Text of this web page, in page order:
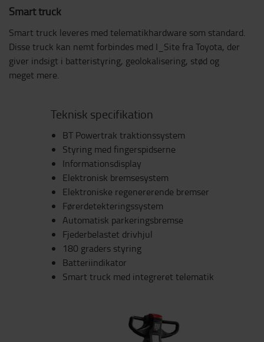
Smart truck
Smart truck leveres med telematikhardware som standard.
Disse truck kan nemt forbindes med I_Site fra Toyota, der
giver indsigt i batteristyring, geolokalisering, stød og
meget mere.
Teknisk specifikation
BT Powertrak traktionssystem
Styring med fingerspidserne
Informationsdisplay
Elektronisk bremsesystem
Elektroniske regenererende bremser
Førerdetekteringssystem
Automatisk parkeringsbremse
Fjederbelastet drivhjul
180 graders styring
Batteriindikator
Smart truck med integreret telematik